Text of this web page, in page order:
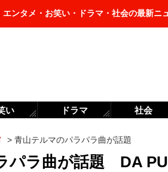
エンタメ・お笑い・ドラマ・社会の最新ニ
> 青山テルマのパラパラ曲が話題
パラ曲が話題 DA
い ドラマ 社会